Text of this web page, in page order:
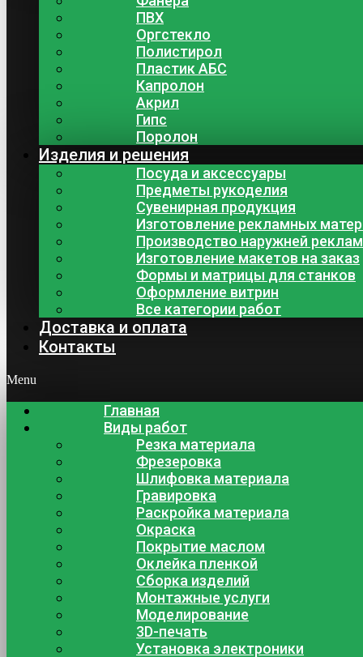
ПВХ
Оргстекло
Полистирол
Пластик АБС
Капролон
Акрил
Гипс
Поролон
Изделия и решения
Посуда и аксессуары
Предметы рукоделия
Сувенирная продукция
Изготовление рекламных
Производство наружней
Изготовление макетов на заказ
Формы и матрицы для станков
Оформление витрин
Все категории работ
Доставка и оплата
Контакты
Menu
Главная
Виды работ
Резка материала
Фрезеровка
Шлифовка материала
Гравировка
Раскройка материала
Окраска
Покрытие маслом
Оклейка пленкой
Сборка изделий
Монтажные услуги
Моделирование
3D-печать
Установка электроники